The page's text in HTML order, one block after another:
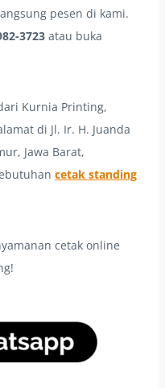
pesen di kami.
3723 atau buka
Kurnia Printing,
di Jl. Ir. H. Juanda
Jawa Barat,
cetak standing
cetak online